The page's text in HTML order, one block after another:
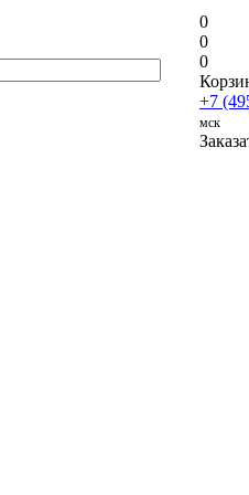
0
0
0
+7
мск